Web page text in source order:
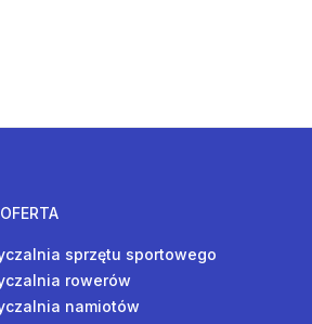
sprzętu sportowego
rowerów
namiotów